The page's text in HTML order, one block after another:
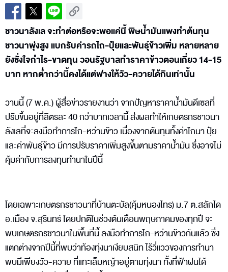
ชาวนาลังเล จะทำต่อหรือจะพอแค่นี้ พิษน้ำมันแพงทำต้นทุน
ชาวนาพุ่งสูง แบกรับค่ารถไถ-ปุ๋ยและพันธุ์ข้าวเพิ่ม หลายหลาย
ยังชั่งใจกำไร-ขาดทุน วอนรัฐบาลทำราคาข้าวตอนเกี่ยว 14-15
บาท หากต่ำกว่านี้คงได้แต่ฟางให้วัว-ควายได้กินเท่านั้น
วานนี้ (7 พ.ค.) ผู้สื่อข่าวรายงานว่า จากปัญหาราคาน้ำมันดีเซลที่
ปรับขึ้นอยู่ที่ลิตรละ 40 กว่าบาทเวลานี้ ส่งผลทำให้เกษตรกรชาวนา
ลังเลที่จะลงมือทำการไถ-หว่านข้าว เนื่องจากต้นทุนทั้งค่าไถนา ปุ๋ย
และค่าพันธุ์ข้าว มีการปรับราคาเพิ่มสูงขึ้นตามราคาน้ำมัน ซึ่งอาจไม่
คุ้มค่ากับการลงทุนทำนาในปีนี้
โดยเฉพาะเกษตรกรชาวนาที่บ้านตะบัล(คุ้มหนองไทร) ม.7 ต.สลักได
อ.เมือง จ.สุรินทร์ โดยปกติในช่วงต้นเดือนพฤษภาคมของทุกปี จะ
พบเกษตรกรชาวนาในพื้นที่นี้ ลงมือทำการไถ-หว่านข้าวกันแล้ว ซึ่ง
แตกต่างจากปีนี้ที่พบว่าท้องทุ่งนาเงียบสนิท ไร้วี่แววของการทำนา
พบมีเพียงวัว-ควาย ที่แทะเล็มหญ้าอยู่ตามทุ่งนา ทั้งที่ฟ้าฝนได้